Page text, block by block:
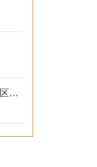
补偿导线的延长型和补偿型有什么区别？